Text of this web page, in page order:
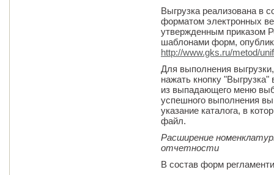
Выгрузка реализована в
форматом электронных
утвержденным приказом
шаблонами форм,
http://www.gks.ru/metod/
Для выполнения
нажать кнопку
из выпадающего меню
успешного выполнения
указание каталога, в
файл.
Расширение
отчетности
В состав форм